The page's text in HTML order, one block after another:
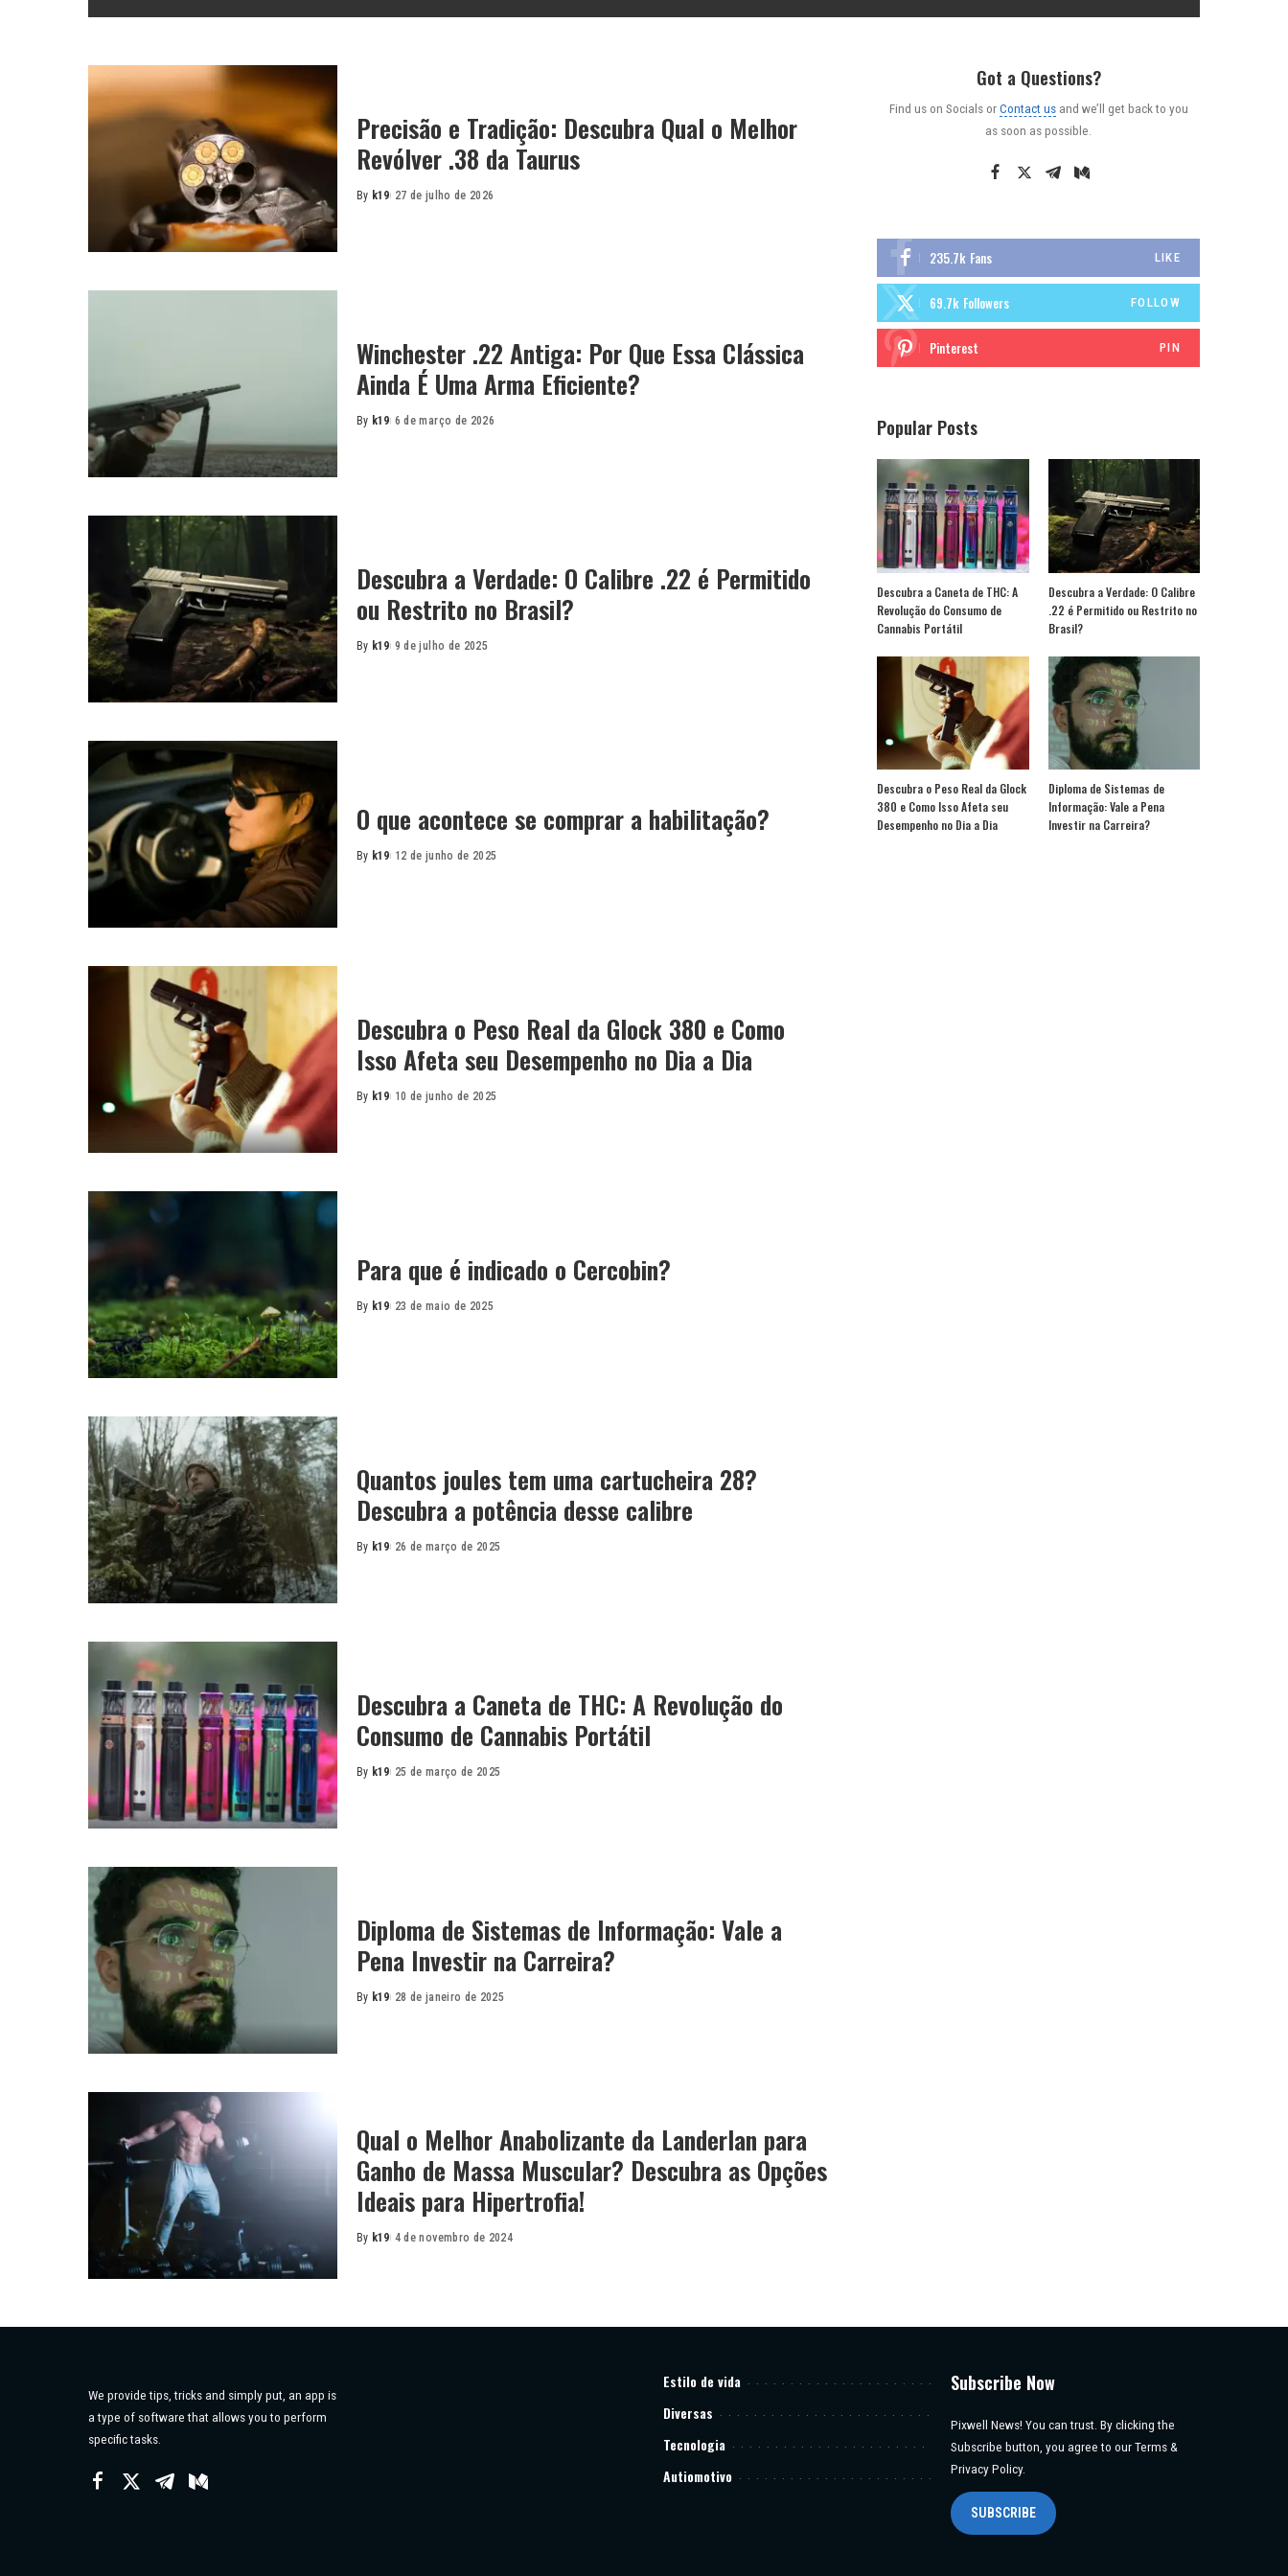
Precisão e Tradição: Descubra Qual o Melhor
Revólver .38 da Taurus
Posted
By k19 27 de julho de 2026
Winchester .22 Antiga: Por Que Essa Clássica
Ainda É Uma Arma Eficiente?
Posted
By k19 6 de março de 2026
Descubra a Verdade: O Calibre .22 é Permitido
ou Restrito no Brasil?
Posted
By k19 9 de julho de 2025
O que acontece se comprar a habilitação?
Posted
By k19 12 de junho de 2025
Descubra o Peso Real da Glock 380 e Como
Isso Afeta seu Desempenho no Dia a Dia
Posted
By k19 10 de junho de 2025
Para que é indicado o Cercobin?
Posted
By k19 23 de maio de 2025
Quantos joules tem uma cartucheira 28?
Descubra a potência desse calibre
Posted
By k19 26 de março de 2025
Descubra a Caneta de THC: A Revolução do
Consumo de Cannabis Portátil
Posted
By k19 25 de março de 2025
Diploma de Sistemas de Informação: Vale a
Pena Investir na Carreira?
Posted
By k19 28 de janeiro de 2025
Qual o Melhor Anabolizante da Landerlan para
Ganho de Massa Muscular? Descubra as Opções
Ideais para Hipertrofia!
Posted
By k19 4 de novembro de 2024
Got a Questions?
Find us on Socials orContact usand we’ll get back to you
as soon as possible.
235.7k Fans LIKE
69.7k Followers FOLLOW
Pinterest PIN
Popular Posts
Descubra a Caneta de THC: A
Revolução do Consumo de
Cannabis Portátil
Descubra a Verdade: O Calibre
.22 é Permitido ou Restrito no
Brasil?
Descubra o Peso Real da Glock
380 e Como Isso Afeta seu
Desempenho no Dia a Dia
Diploma de Sistemas de
Informação: Vale a Pena
Investir na Carreira?
We provide tips, tricks and simply put, an app is
a type of software that allows you to perform
specific tasks.
Estilo de vida
Diversas
Tecnologia
Autiomotivo
Subscribe Now
Pixwell News! You can trust. By clicking the
Subscribe button, you agree to our Terms &
Privacy Policy.
SUBSCRIBE